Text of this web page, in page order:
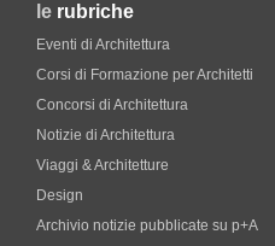
le rubriche
Eventi di Architettura
Corsi di Formazione per Architetti
Concorsi di Architettura
Notizie di Architettura
Viaggi & Architetture
Design
Archivio notizie pubblicate su p+A